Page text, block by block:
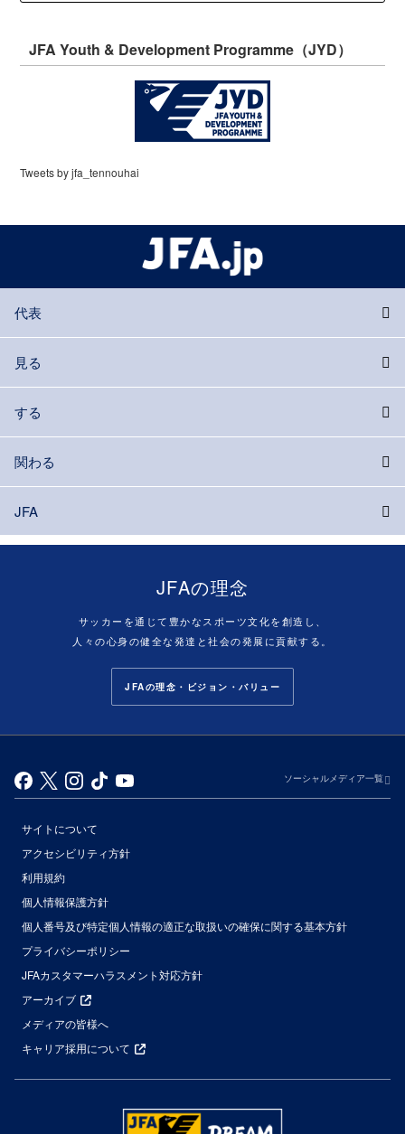
JFA Youth & Development Programme（JYD）
Tweets by jfa_tennouhai
代表
見る
する
関わる
JFA
JFAの理念
サッカーを通じて豊かなスポーツ文化を創造し、
人々の心身の健全な発達と社会の発展に貢献する。
JFAの理念・ビジョン・バリュー
ソーシャルメディア一覧
サイトについて
アクセシビリティ方針
利用規約
個人情報保護方針
個人番号及び特定個人情報の適正な取扱いの確保に関する基本方針
プライバシーポリシー
JFAカスタマーハラスメント対応方針
アーカイブ
メディアの皆様へ
キャリア採用について